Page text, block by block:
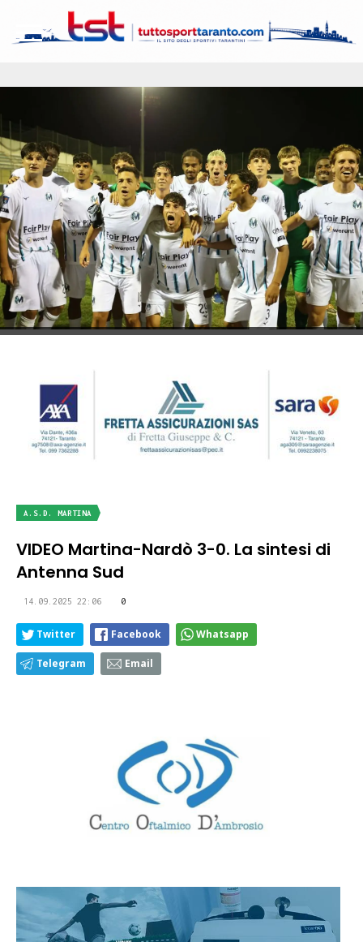
A.S.D. MARTINA
VIDEO Martina-Nardò 3-0. La sintesi di
Antenna Sud
14.09.2025 22:06 0
Twitter Facebook Whatsapp
Telegram Email